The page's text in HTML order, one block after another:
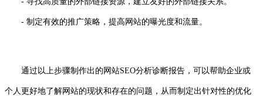
- 制定有效的推广策略，提高网站的曝光度和流量。
通过以上步骤制作出的网站SEO分析诊断报告，可以帮助企业或
个人更好地了解网站的现状和存在的问题，从而制定出针对性的优化